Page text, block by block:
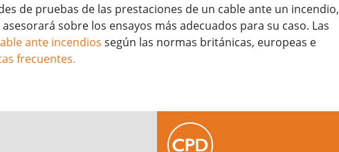
de pruebas de las prestaciones de un cable ante un incendio,
sobre los ensayos más adecuados para su caso. Las
ante incendios según las normas británicas, europeas e
frecuentes.